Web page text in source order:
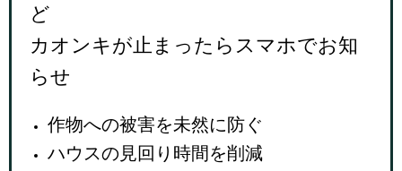
ど
カオンキが止まったらスマホでお知
らせ
作物への被害を未然に防ぐ
ハウスの見回り時間を削減